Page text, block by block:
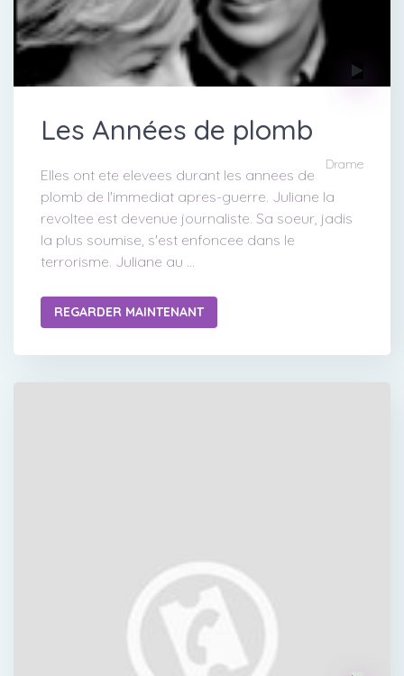
Les Années de plomb
Drame
Elles ont ete elevees durant les annees de
plomb de l'immediat apres-guerre. Juliane la
revoltee est devenue journaliste. Sa soeur, jadis
la plus soumise, s'est enfoncee dans le
terrorisme. Juliane au ...
REGARDER MAINTENANT